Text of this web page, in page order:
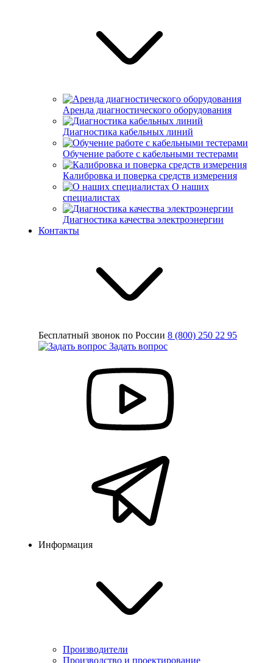
Аренда диагностического оборудования
Диагностика кабельных линий
Обучение работе с кабельными тестерами
Калибровка и поверка средств измерения
О наших
специалистах
Диагностика качества электроэнергии
Контакты
Бесплатный звонок по России 8 (800) 250 22 95
Задать вопрос
Информация
Производители
Производство и проектирование